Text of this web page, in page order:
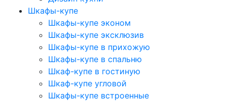
Шкафы-купе
Шкафы-купе эконом
Шкафы-купе эксклюзив
Шкафы-купе в прихожую
Шкафы-купе в спальню
Шкаф-купе в гостиную
Шкаф-купе угловой
Шкафы-купе встроенные